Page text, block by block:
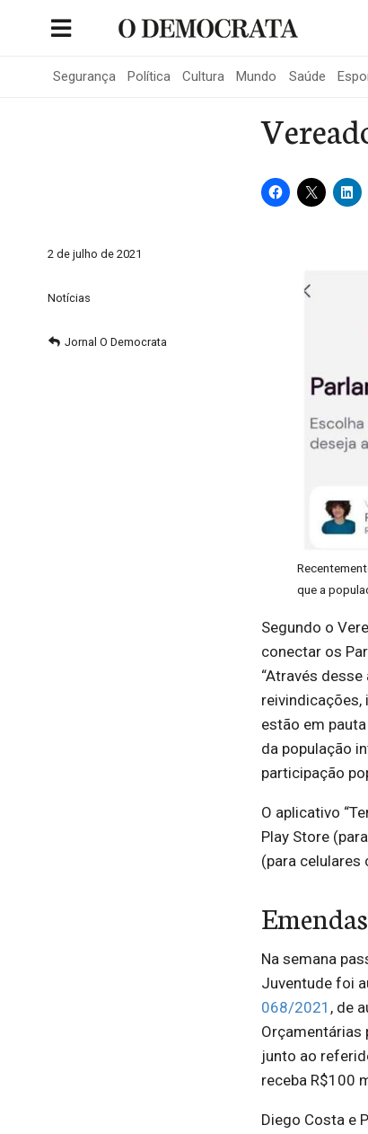
Segurança Política Cultura Mundo Saúde
2 de julho de 2021
Notícias
Jornal O Democrata
que a
Segundo o
conectar os
“Através
estão em
da população
participação
O aplicativo
Play Store
(para celulares
Na semana
Juventude foi
068/2021 , de
Orçamentárias
junto ao
receba R$100
Diego Costa e